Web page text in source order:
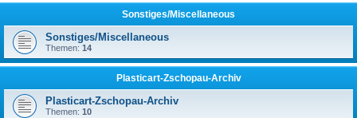
Sonstiges/Miscellaneous
Sonstiges/Miscellaneous
Themen: 14
Plasticart-Zschopau-Archiv
Plasticart-Zschopau-Archiv
Themen: 10